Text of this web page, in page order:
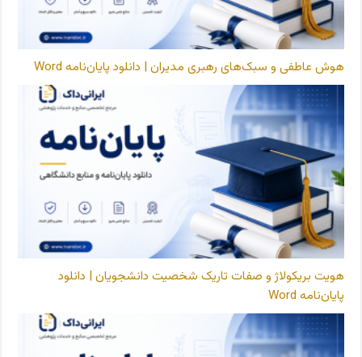
هوش عاطفی و سبک‌های رهبری مدیران | دانلود پایان‌نامه Word
هویت بریکولاژ و صفات تاریک شخصیت دانشجویان | دانلود
پایان‌نامه Word